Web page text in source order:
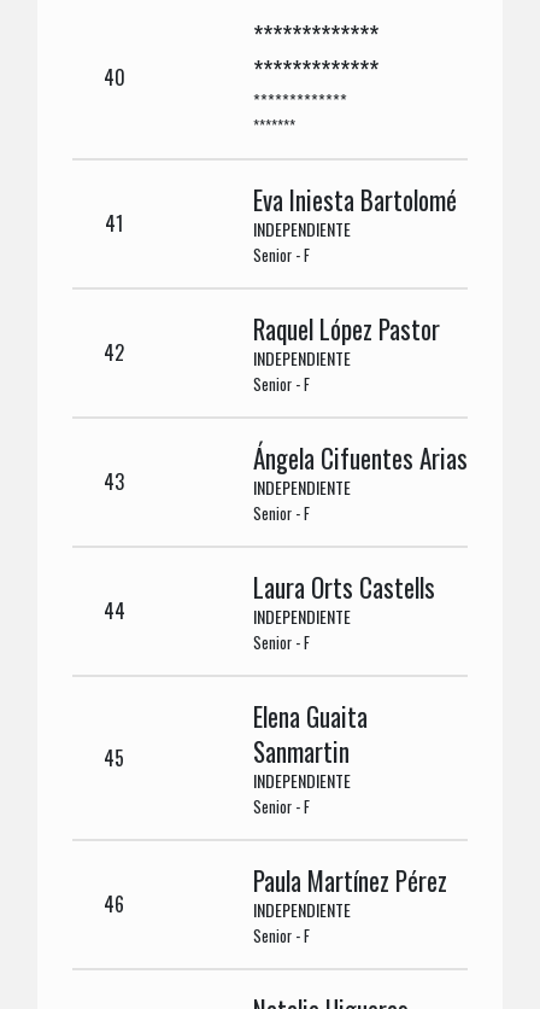
40
*************
*************
*************
*******
41
Eva Iniesta Bartolomé
INDEPENDIENTE
Senior - F
42
Raquel López Pastor
INDEPENDIENTE
Senior - F
43
Ángela Cifuentes Arias
INDEPENDIENTE
Senior - F
44
Laura Orts Castells
INDEPENDIENTE
Senior - F
45
Elena Guaita
Sanmartin
INDEPENDIENTE
Senior - F
46
Paula Martínez Pérez
INDEPENDIENTE
Senior - F